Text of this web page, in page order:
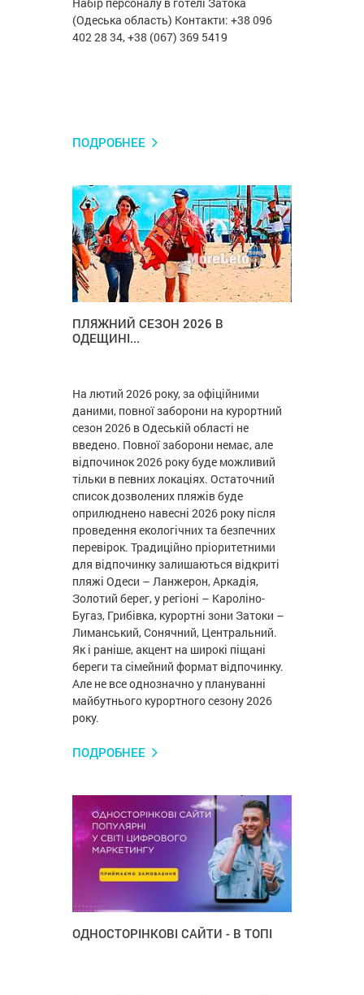
Набір персоналу в готелі Затока
(Одеська область) Контакти: +38 096
402 28 34, +38 (067) 369 5419
ПОДРОБНЕЕ
ПЛЯЖНИЙ СЕЗОН 2026 В
ОДЕЩИНІ...
На лютий 2026 року, за офіційними
даними, повної заборони на курортний
сезон 2026 в Одеській області не
введено. Повної заборони немає, але
відпочинок 2026 року буде можливий
тільки в певних локаціях. Остаточний
список дозволених пляжів буде
оприлюднено навесні 2026 року після
проведення екологічних та безпечних
перевірок. Традиційно пріоритетними
для відпочинку залишаються відкриті
пляжі Одеси – Ланжерон, Аркадія,
Золотий берег, у регіоні – Кароліно-
Бугаз, Грибівка, курортні зони Затоки –
Лиманський, Сонячний, Центральний.
Як і раніше, акцент на широкі піщані
береги та сімейний формат відпочинку.
Але не все однозначно у плануванні
майбутнього курортного сезону 2026
року.
ПОДРОБНЕЕ
ОДНОСТОРІНКОВІ САЙТИ - В ТОПІ